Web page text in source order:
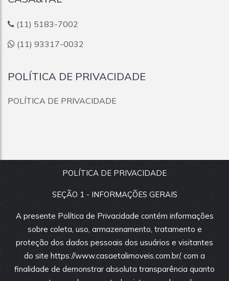
POLÍTICA DE PRIVACIDADE
SEÇÃO 1 - INFORMAÇÕES GERAIS
A presente Política de Privacidade contém informações
sobre coleta, uso, armazenamento, tratamento e
proteção dos dados pessoais dos usuários e visitantes
do site https://www.casaetalimoveis.com.br/, com a
finalidade de demonstrar absoluta transparência quanto
(11) 5183-7002
(11) 93317-0032
POLÍTICA DE PRIVACIDADE
POLÍTICA DE PRIVACIDADE
CASA&TAL:: CRECI 37897-J Todos os direitos
Todas as informações e valores exibidos neste portal são
fornecidos pelos proprietários dos imóveis, podendo sofrer
alterações sem aviso prévio. Antes da proposta, consulte nossos
corretores.